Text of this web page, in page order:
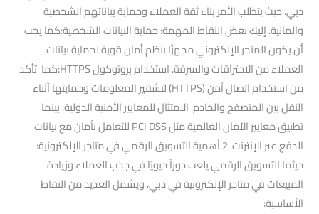
دبي، حيث يتطلب الأمر بناء ثقة العملاء وحماية بياناتهم الشخصية
والمالية. إليك بعض النقاط المهمة: حماية البيانات الشخصية:كما يجب
أن يكون المتجر الإلكتروني مجهزًا بنظم أمان قوية لحماية بيانات
العملاء من الاختراقات والسرقة. استخدام بروتوكول HTTPS:كما تأكد
من استخدام اتصال آمن (HTTPS) لتشفير المعلومات وحمايتها أثناء
النقل بين المتصفح والخادم. الامتثال للمعايير الأمنية الدولية: بينما
تطبيق معايير الأمان العالمية مثل PCI DSS للتعامل بأمان مع بيانات
الدفع عبر الإنترنت. 2.أهمية التسويق الرقمي في متاجر الإلكترونية:
حيثما التسويق الرقمي يلعب دوراً حيويًا في جذب العملاء وزيادة
المبيعات في متاجر الإلكترونية في دبي، ويشمل العديد من النقاط
الأساسية: